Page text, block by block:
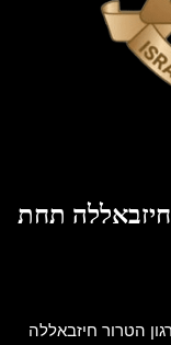
תחת
הטרור חיזבאללה